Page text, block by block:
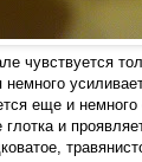
чувствуется
еще и
и